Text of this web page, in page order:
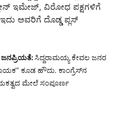
ಇಮೇಜ್, ವಿರೋಧ ಪಕ್ಷಗಳಿಗೆ
ಅವರಿಗೆ ದೊಡ್ಡ ಪ್ಲಸ್
ಜನಪ್ರಿಯತೆ:ಸಿದ್ದರಾಮಯ್ಯ ಕೇವಲ ಜನರ
ಕೂಡ ಹೌದು. ಕಾಂಗ್ರೆಸ್‌ನ
ಮೇಲೆ ಸಂಪೂರ್ಣ